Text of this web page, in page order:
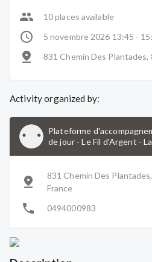
10 places available
5 novembre 2026 13:45 -
831 Chemin Des Plantades,
Activity organized by:
Plateforme
de jour - Le Fil d'Argent -
831 Chemin Des
France
0494000983